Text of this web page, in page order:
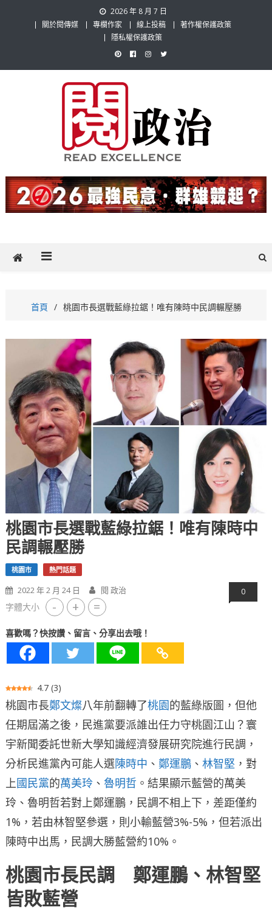
2026 年 8 月 7 日
關於閱傳媒
專欄作家 線上投稿
著作權保護政策
隱私權保護政策
閱政治 Read Gov News
題，也要專業評論，閱政治與多元的政治評論家與專欄作家邀稿合作，
讓讀者有最多元和專業的選擇。
首頁 桃園市長選戰藍綠拉鋸！唯有陳時中民調輾壓勝
桃園市長選戰藍綠拉鋸！唯有陳時中
民調輾壓勝
桃園市 熱門話題
2022 年 2 月 24 日 閱 政治 0
字體大小 - + =
喜歡嗎？快按讚、留言、分享出去哦！
4.7 (3)
桃園市長鄭文燦八年前翻轉了桃園的藍綠版圖，但他
任期屆滿之後，民進黨要派誰出任力守桃園江山？寰
宇新聞委託世新大學知識經濟發展研究院進行民調，
分析民進黨內可能人選陳時中 、 鄭運鵬、 林智堅 ，對
上國民黨的萬美玲、 魯明哲 。結果顯示藍營的萬美
玲、魯明哲若對上鄭運鵬，民調不相上下，差距僅約
1%，若由林智堅參選，則小輸藍營3%-5%，但若派出
陳時中出馬，民調大勝藍營約10%。
桃園市長民調 鄭運鵬、林智堅
皆敗藍營